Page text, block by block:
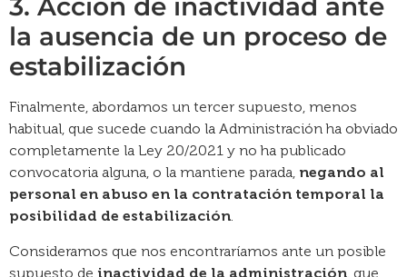
3. Acción de inactividad ante
la ausencia de un proceso de
estabilización
Finalmente, abordamos un tercer supuesto, menos
habitual, que sucede cuando la Administración ha obviado
completamente la Ley 20/2021 y no ha publicado
convocatoria alguna, o la mantiene parada, negando al
personal en abuso en la contratación temporal la
posibilidad de estabilización.
Consideramos que nos encontraríamos ante un posible
supuesto de inactividad de la administración , que